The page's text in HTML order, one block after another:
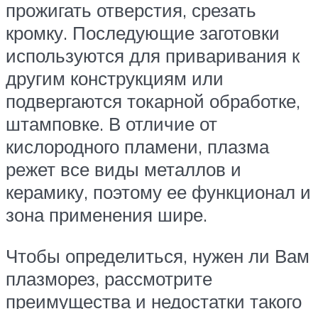
прожигать отверстия, срезать
кромку. Последующие заготовки
используются для приваривания к
другим конструкциям или
подвергаются токарной обработке,
штамповке. В отличие от
кислородного пламени, плазма
режет все виды металлов и
керамику, поэтому ее функционал и
зона применения шире.
Чтобы определиться, нужен ли Вам
плазморез, рассмотрите
преимущества и недостатки такого